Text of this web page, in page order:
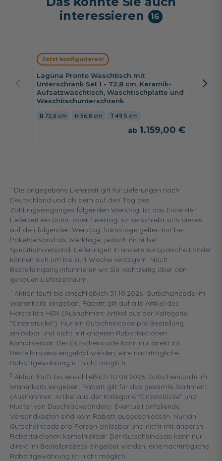
interessieren
16
Laguna Pronto Waschtisch mit
Unterschrank Set 1 - 72,8 cm, Keramik-
Aufsatzwaschtisch, Waschtischplatte und
Waschtischunterschrank
72,8 cm 56,8 cm 49,5 cm
1.159,00 €
Jetzt konfigurieren!
172
1 Die angegebene Lieferzeit gilt für Lieferungen nach
Deutschland und ab dem auf den Tag des
Zahlungseinganges folgenden Werktag. Ist das Ende der
Lieferzeit ein Sonn- oder Feiertag, so verschiebt sich dieses
auf den folgenden Werktag. Samstage gelten nur bei
Paketversand als Werktage, jedoch nicht bei
Speditionsversand. Lieferungen in andere europäische Länder
können sich um bis zu 1 Woche verzögern. Nach
Bestelleingang informieren wir Sie rechtzeitig über den
genauen Lieferzeitraum.
3 Aktion läuft bis einschließlich 31.10.2026. Gutscheincode im
Warenkorb eingeben. Rabatt gilt auf alle Artikel des
Herstellers HSK (Ausnahmen: Artikel aus der Kategorie
"Einzelstücke"). Nur ein Gutscheincode pro Bestellung
einlösbar und nicht mit anderen Rabattaktionen
kombinierbar. Der Gutscheincode kann nur direkt im
Bestellprozess eingelöst werden, eine nachträgliche
Rabattgewährung ist nicht möglich.
5 Aktion läuft bis einschließlich 10.08.2026. Gutscheincode im
Warenkorb eingeben. Rabatt gilt für das gesamte Sortiment
(Ausnahmen: Artikel aus der Kategorie "Einzelstücke" und
Muster von Duschrückwänden). Eventuell anfallende
Versandkosten sind vom Rabatt ausgeschlossen. Nur ein
Gutscheincode pro Person einlösbar und nicht mit anderen
Rabattaktionen kombinierbar. Der Gutscheincode kann nur
direkt im Bestellprozess eingelöst werden, eine nachträgliche
Rabattgewährung ist nicht möglich.